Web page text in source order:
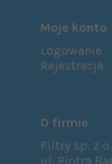
Moje konto
Logowanie
Rejestracja
O firmie
Filtry sp. z
ul. Piotra